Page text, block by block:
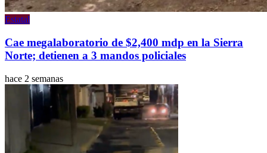
Estatal
Cae megalaboratorio de $2,400 mdp en la Sierra
Norte; detienen a 3 mandos policiales
hace 2 semanas